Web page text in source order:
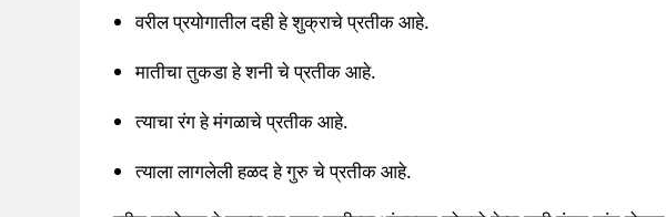
वरील प्रयोगातील दही हे शुक्राचे प्रतीक आहे.
मातीचा तुकडा हे शनी चे प्रतीक आहे.
त्याचा रंग हे मंगळाचे प्रतीक आहे.
त्याला लागलेली हळद हे गुरु चे प्रतीक आहे.